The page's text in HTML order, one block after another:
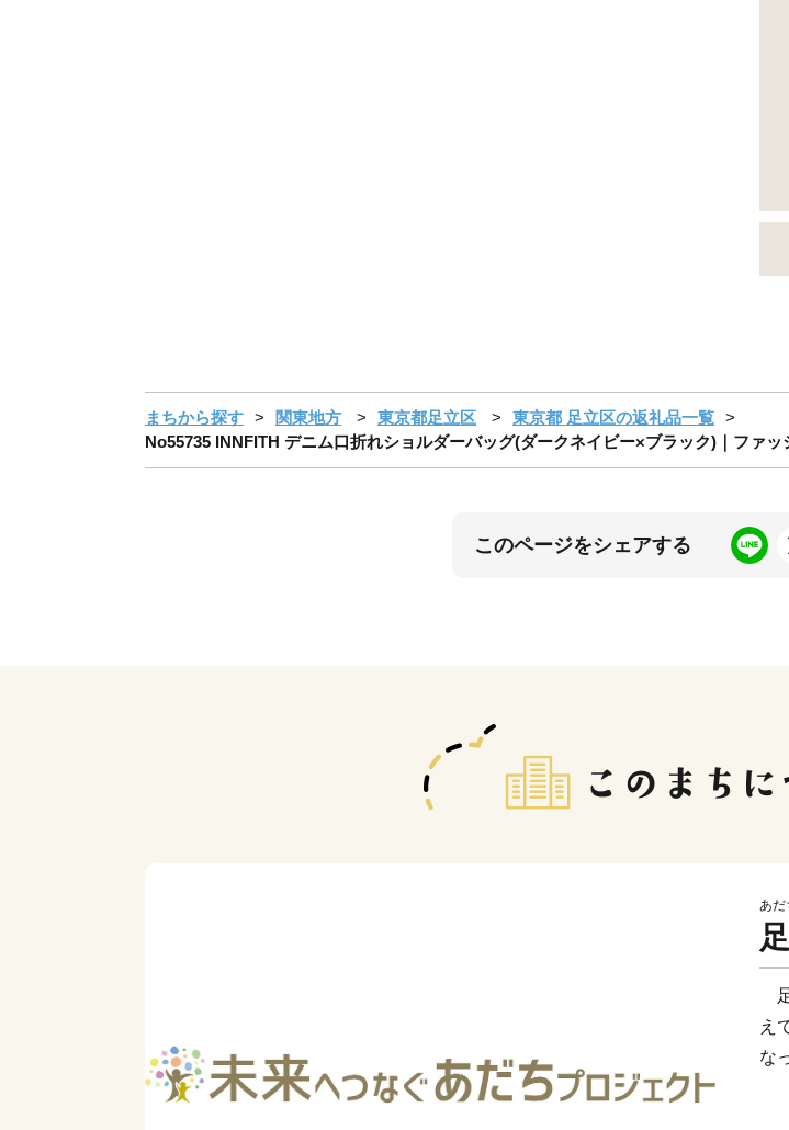
まちから探す 関東地方 東京都足立区
東京都 足立区の返礼品一覧
No55735 INNFITH デニム口折れショルダーバッグ(ダークネイビー×ブラック)｜ファ
このページをシェアする
あだ
え
な
宿